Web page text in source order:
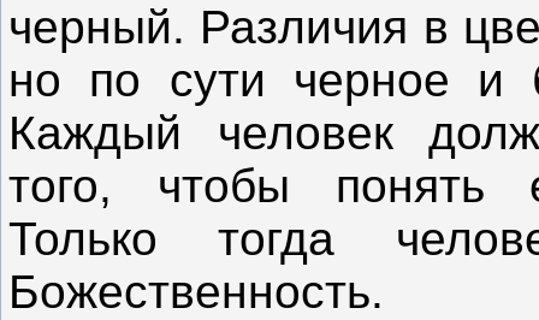
черный. Различия в
но по сути черное
Каждый человек
того, чтобы понять
Только тогда
Божественность.